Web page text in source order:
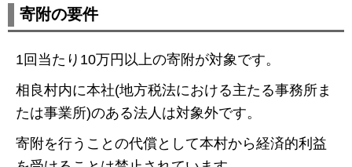
寄附の要件
1回当たり10万円以上の寄附が対象です。
相良村内に本社(地方税法における主たる事務所ま
たは事業所)のある法人は対象外です。
寄附を行うことの代償として本村から経済的利益